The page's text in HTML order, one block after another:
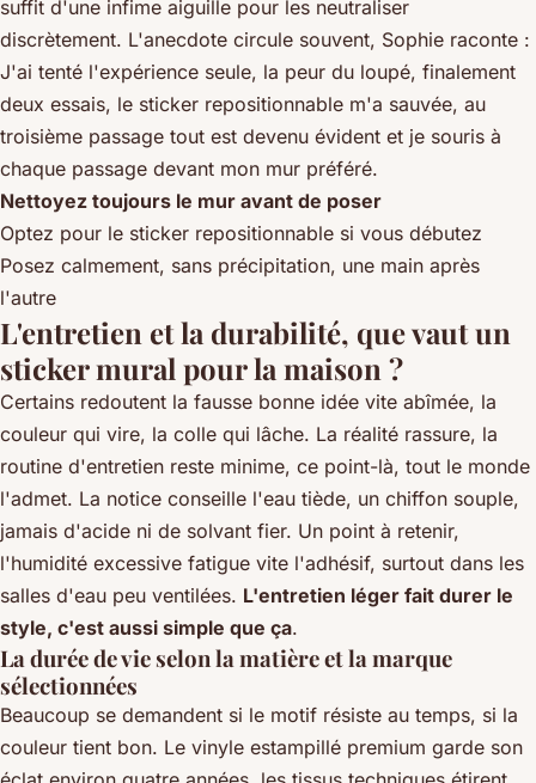
suffit d'une infime aiguille pour les neutraliser
discrètement. L'anecdote circule souvent, Sophie raconte :
J'ai tenté l'expérience seule, la peur du loupé, finalement
deux essais, le sticker repositionnable m'a sauvée, au
troisième passage tout est devenu évident et je souris à
chaque passage devant mon mur préféré.
Nettoyez toujours le mur avant de poser
Optez pour le sticker repositionnable si vous débutez
Posez calmement, sans précipitation, une main après
l'autre
L'entretien et la durabilité, que vaut un
sticker mural pour la maison ?
Certains redoutent la fausse bonne idée vite abîmée, la
couleur qui vire, la colle qui lâche. La réalité rassure, la
routine d'entretien reste minime, ce point-là, tout le monde
l'admet. La notice conseille l'eau tiède, un chiffon souple,
jamais d'acide ni de solvant fier. Un point à retenir,
l'humidité excessive fatigue vite l'adhésif, surtout dans les
salles d'eau peu ventilées. L'entretien léger fait durer le
style, c'est aussi simple que ça.
La durée de vie selon la matière et la marque
sélectionnées
Beaucoup se demandent si le motif résiste au temps, si la
couleur tient bon. Le vinyle estampillé premium garde son